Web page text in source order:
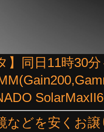
】同日11時30
などを安くお